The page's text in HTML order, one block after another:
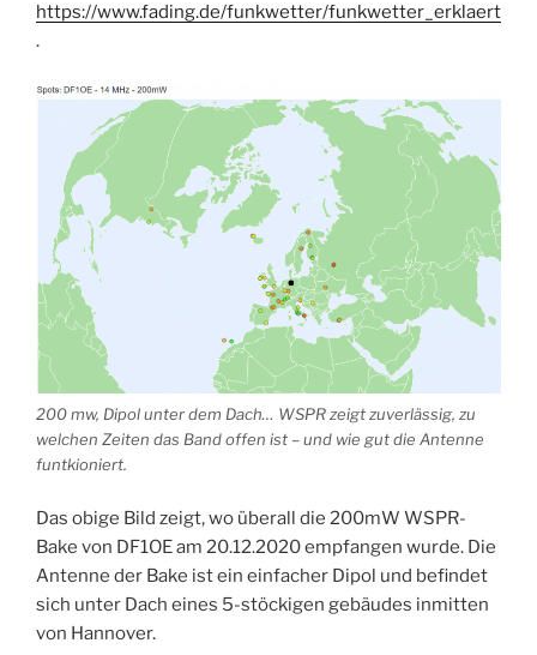
https://www.fading.de/funkwetter/funkwetter_erklaert
.
200 mw, Dipol unter dem Dach… WSPR zeigt zuverlässig, zu
welchen Zeiten das Band offen ist – und wie gut die Antenne
funtkioniert.
Das obige Bild zeigt, wo überall die 200mW WSPR-
Bake von DF1OE am 20.12.2020 empfangen wurde. Die
Antenne der Bake ist ein einfacher Dipol und befindet
sich unter Dach eines 5-stöckigen gebäudes inmitten
von Hannover.